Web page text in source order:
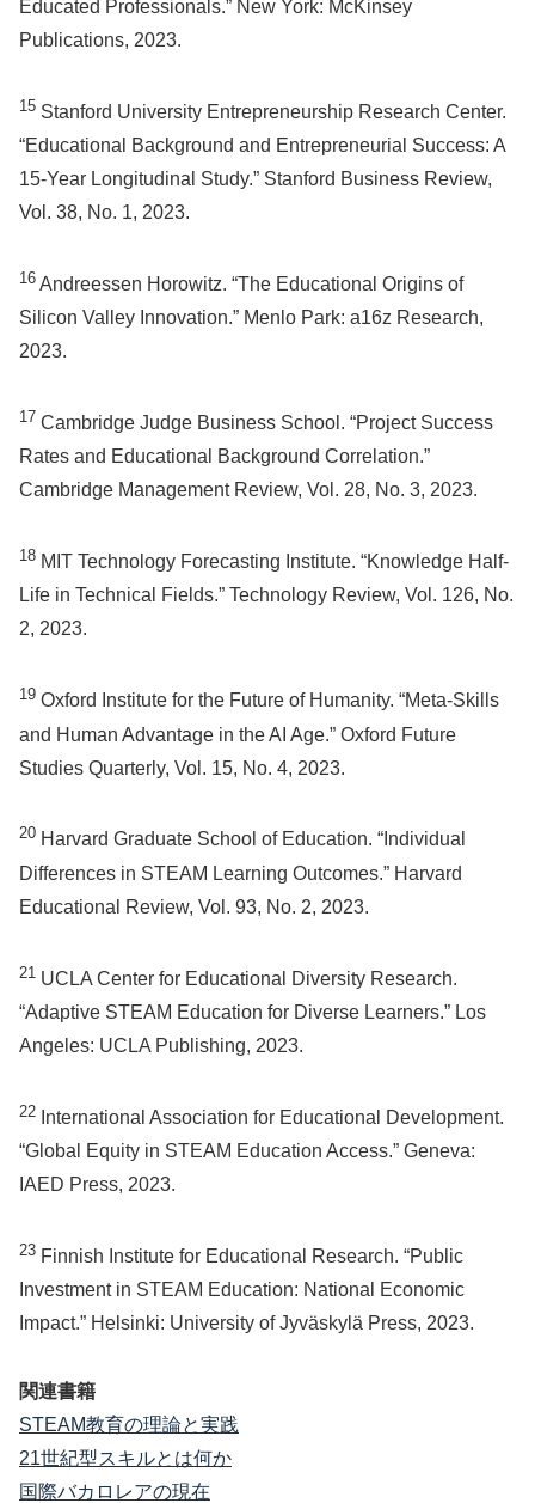
Educated Professionals.” New York: McKinsey
Publications, 2023.
15 Stanford University Entrepreneurship Research Center.
“Educational Background and Entrepreneurial Success: A
15-Year Longitudinal Study.” Stanford Business Review,
Vol. 38, No. 1, 2023.
16 Andreessen Horowitz. “The Educational Origins of
Silicon Valley Innovation.” Menlo Park: a16z Research,
2023.
17 Cambridge Judge Business School. “Project Success
Rates and Educational Background Correlation.”
Cambridge Management Review, Vol. 28, No. 3, 2023.
18 MIT Technology Forecasting Institute. “Knowledge Half-
Life in Technical Fields.” Technology Review, Vol. 126, No.
2, 2023.
19 Oxford Institute for the Future of Humanity. “Meta-Skills
and Human Advantage in the AI Age.” Oxford Future
Studies Quarterly, Vol. 15, No. 4, 2023.
20 Harvard Graduate School of Education. “Individual
Differences in STEAM Learning Outcomes.” Harvard
Educational Review, Vol. 93, No. 2, 2023.
21 UCLA Center for Educational Diversity Research.
“Adaptive STEAM Education for Diverse Learners.” Los
Angeles: UCLA Publishing, 2023.
22 International Association for Educational Development.
“Global Equity in STEAM Education Access.” Geneva:
IAED Press, 2023.
23 Finnish Institute for Educational Research. “Public
Investment in STEAM Education: National Economic
Impact.” Helsinki: University of Jyväskylä Press, 2023.
関連書籍
STEAM教育の理論と実践
21世紀型スキルとは何か
国際バカロレアの現在